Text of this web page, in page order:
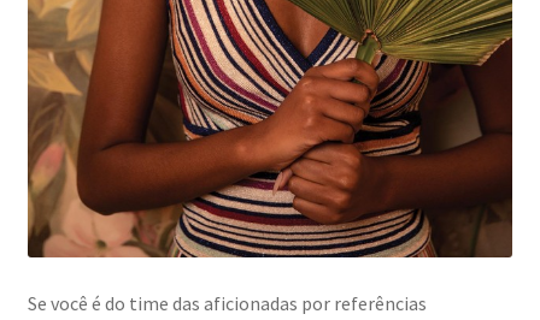
Se você é do time das aficionadas por referências